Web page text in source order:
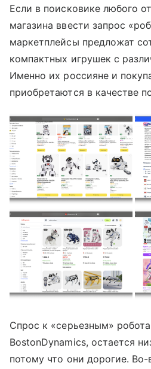
Если в поисковике любого
магазина ввести запрос
маркетплейсы предложат
компактных игрушек с
Именно их россияне и
приобретаются в качестве
Спрос к «серьезным»
BostonDynamics, остается
потому что они дорогие.